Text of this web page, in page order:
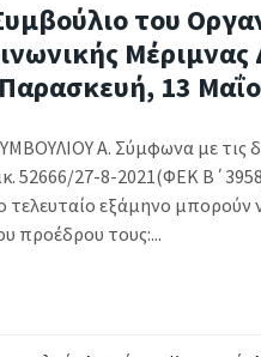
του
13
Α. Σύμφωνα με τις
52666/27-8-2021(ΦΕΚ
εξάμηνο μπορούν
προέδρου τους:...